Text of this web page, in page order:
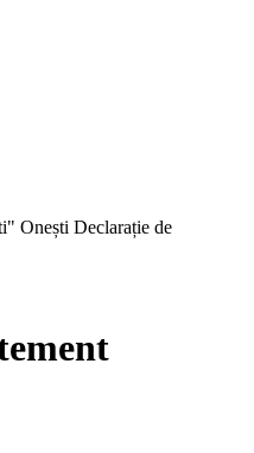
Onești Declarație de